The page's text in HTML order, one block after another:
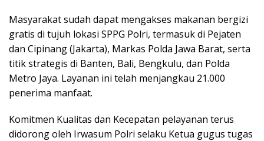
Masyarakat sudah dapat mengakses makanan bergizi
gratis di tujuh lokasi SPPG Polri, termasuk di Pejaten
dan Cipinang (Jakarta), Markas Polda Jawa Barat, serta
titik strategis di Banten, Bali, Bengkulu, dan Polda
Metro Jaya. Layanan ini telah menjangkau 21.000
penerima manfaat.
Komitmen Kualitas dan Kecepatan pelayanan terus
didorong oleh Irwasum Polri selaku Ketua gugus tugas